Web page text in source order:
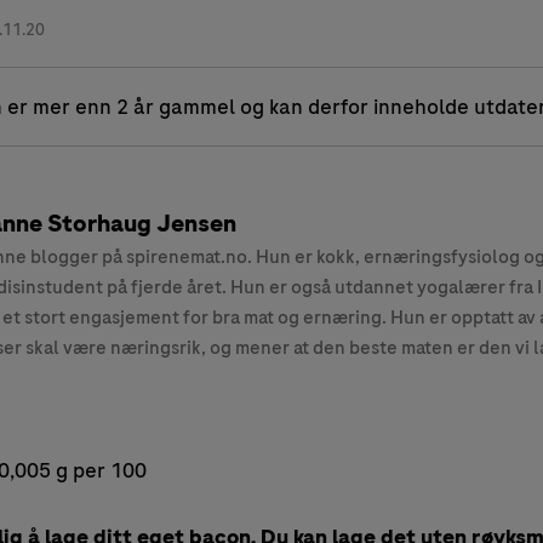
mer enn 2 år gammel og kan derfor inneholde
Storhaug Jensen
blogger på spirenemat.no. Hun er kokk, ernæringsfysiolog
på fjerde året. Hun er også utdannet yogalærer fra
stort engasjement for bra mat og ernæring. Hun er opptatt av
skal være næringsrik, og mener at den beste maten er den vi
g per 100